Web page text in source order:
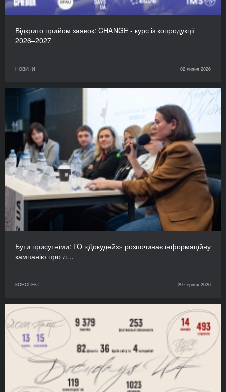
Відкрито прийом заявок: CHANGE - курс із копродукції
2026–2027
НОВИНИ 02 липня 2026
Бути присутніми: ГО «Докудейз» розпочинає інформаційну
кампанію про л…
КОНСПЕКТ 29 червня 2026